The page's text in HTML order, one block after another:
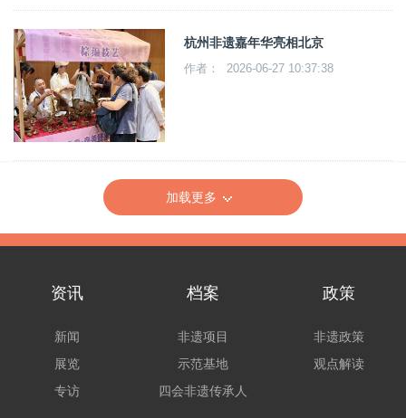
杭州非遗嘉年华亮相北京
作者： 2026-06-27 10:37:38
加载更多
资讯
新闻
展览
专访
档案
非遗项目
示范基地
四会非遗传承人
政策
非遗政策
观点解读